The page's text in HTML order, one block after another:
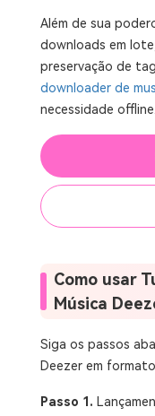
Além de sua
downloads em
preservação de
downloader de
necessidade offline.
Como usar
Música
Siga os passos
Deezer em
Passo 1.